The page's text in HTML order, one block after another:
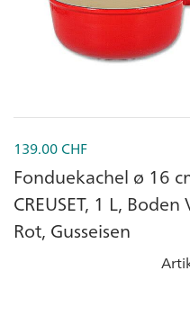
139.00CHF
Fonduekachel ø 16
CREUSET, 1 L,
Rot, Gusseisen